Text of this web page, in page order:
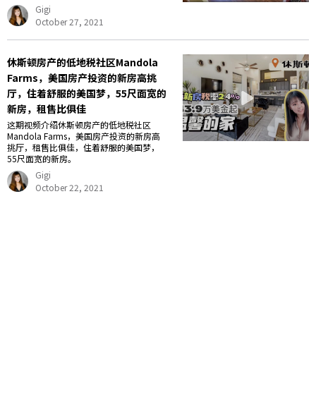
Gigi
October 27, 2021
休斯顿房产的低地税社区Mandola
Farms，美国房产投资的新房高挑
厅，住着舒服的美国梦，55尺面宽的
新房，租售比俱佳
这期视频介绍休斯顿房产的低地税社区
Mandola Farms，美国房产投资的新房高
挑厅，租售比俱佳，住着舒服的美国梦，
55尺面宽的新房。
Gigi
October 22, 2021